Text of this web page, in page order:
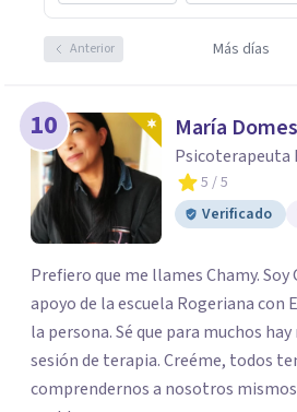
Anterior Más días
10 María
Psicoterapeuta
5 / 5
Verificado
Prefiero que me llames Chamy.
apoyo de la escuela Rogeriana con
la persona. Sé que para muchos
sesión de terapia. Creéme, todos
comprendernos a nosotros